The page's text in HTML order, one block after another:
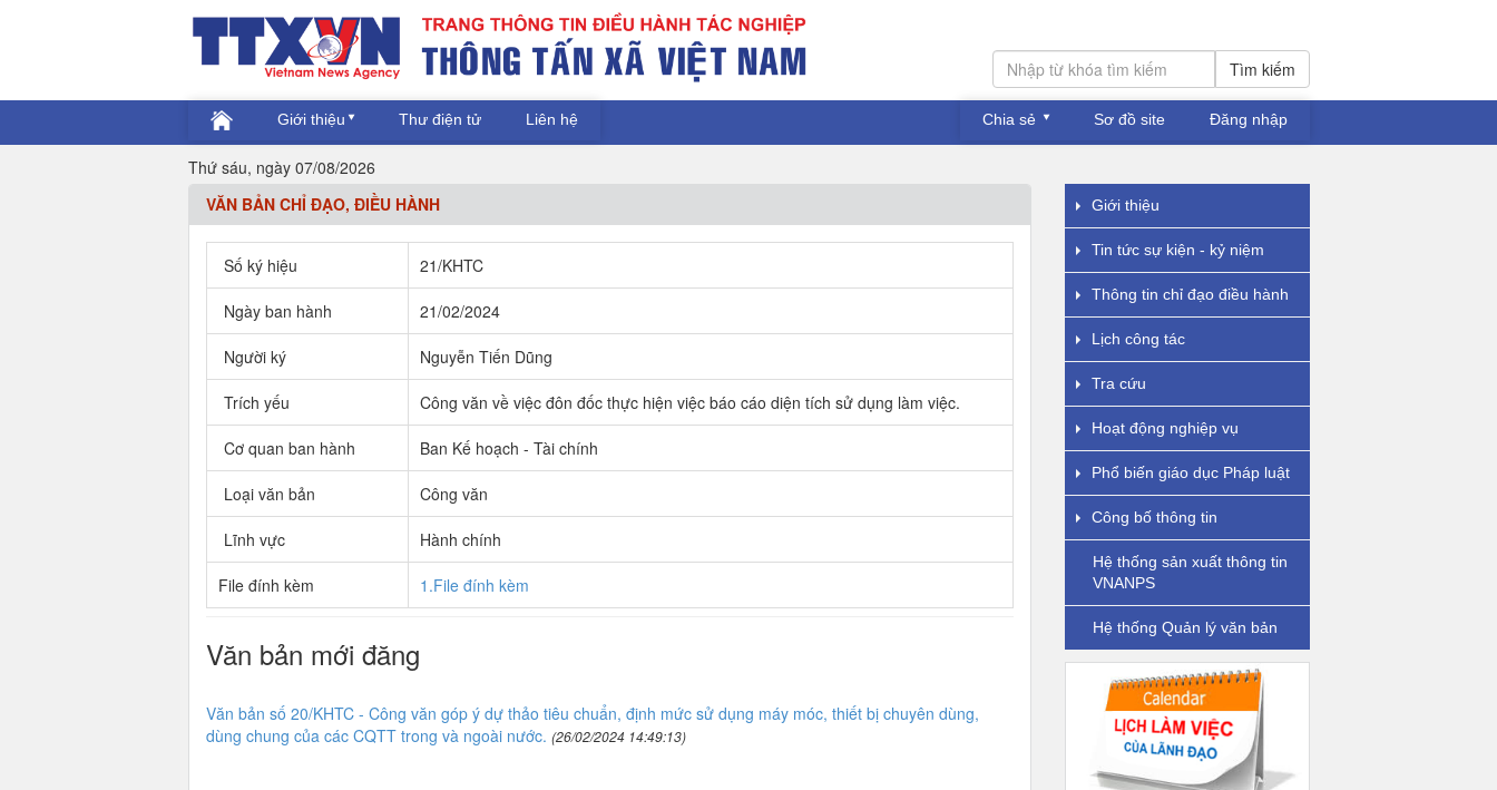
Tìm kiếm
Giới thiệu Thư điện tử Liên hệ Chia sẻ Sơ đồ site Đăng nhập
Thứ sáu, ngày 07/08/2026
VĂN BẢN CHỈ ĐẠO, ĐIỀU HÀNH
Số ký hiệu 21/KHTC
Ngày ban hành 21/02/2024
Người ký Nguyễn Tiến Dũng
Trích yếu Công văn về việc đôn đốc thực hiện việc báo cáo diện tích sử dụng làm việc.
Cơ quan ban hành Ban Kế hoạch - Tài chính
Loại văn bản Công văn
Lĩnh vực Hành chính
File đính kèm 1.File đính kèm
Văn bản mới đăng
Văn bản số 20/KHTC - Công văn góp ý dự thảo tiêu chuẩn, định mức sử dụng máy móc, thiết bị chuyên dùng,
dùng chung của các CQTT trong và ngoài nước. (26/02/2024 14:49:13)
Giới thiệu
Tin tức sự kiện - kỷ niệm
Thông tin chỉ đạo điều hành
Lịch công tác
Tra cứu
Hoạt động nghiệp vụ
Phổ biến giáo dục Pháp luật
Công bố thông tin
Hệ thống sản xuất thông tin
VNANPS
Hệ thống Quản lý văn bản